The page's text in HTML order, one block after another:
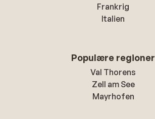
Frankrig
Italien
Populære regioner
Val Thorens
Zell am See
Mayrhofen